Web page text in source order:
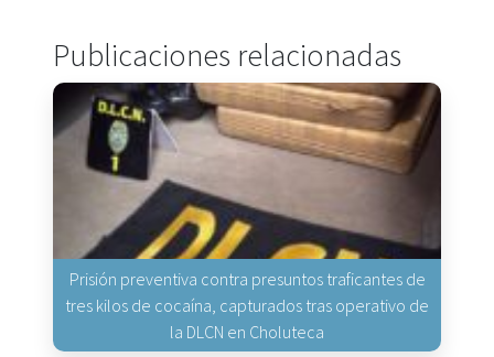
Publicaciones relacionadas
Prisión preventiva contra presuntos traficantes de
tres kilos de cocaína, capturados tras operativo de
la DLCN en Choluteca